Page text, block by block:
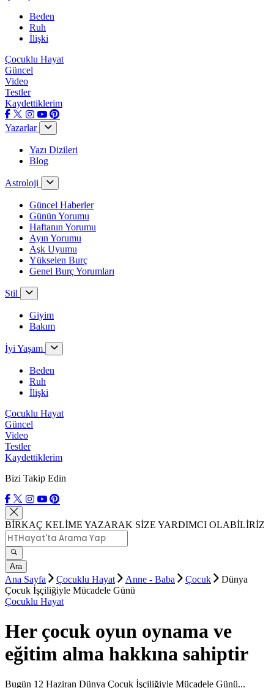
Beden
Ruh
İlişki
Çocuklu Hayat
Güncel
Video
Testler
Kaydettiklerim
Yazarlar
Yazı Dizileri
Blog
Astroloji
Güncel Haberler
Günün Yorumu
Haftanın Yorumu
Ayın Yorumu
Aşk Uyumu
Yükselen Burç
Genel Burç Yorumları
Stil
Giyim
Bakım
İyi Yaşam
Beden
Ruh
İlişki
Çocuklu Hayat
Güncel
Video
Testler
Kaydettiklerim
Bizi Takip Edin
BİRKAÇ KELİME YAZARAK SİZE YARDIMCI OLABİLİRİZ
Ara
Ana Sayfa Çocuklu Hayat Anne - Baba Çocuk
Dünya
Çocuk İşçiliğiyle Mücadele Günü
Çocuklu Hayat
Her çocuk oyun oynama ve
eğitim alma hakkına sahiptir
Bugün 12 Haziran Dünya Çocuk İşçiliğiyle Mücadele Günü...